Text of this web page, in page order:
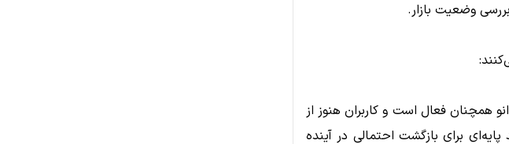
وضعیت بازار.
همچنان فعال است و کاربران هنوز از
برای بازگشت احتمالی در آینده